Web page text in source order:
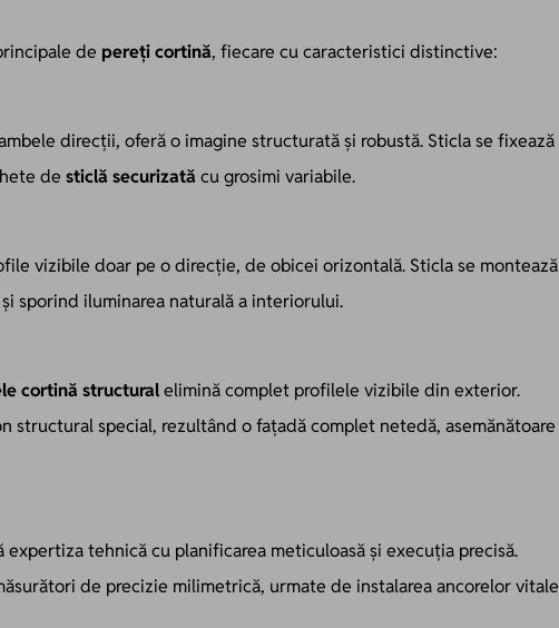
de pereți cortină, fiecare cu caracteristici distinctive:
direcții, oferă o imagine structurată și robustă. Sticla se fixează
de sticlă securizată cu grosimi variabile.
vizibile doar pe o direcție, de obicei orizontală. Sticla se montează
sporind iluminarea naturală a interiorului.
cortină structuralelimină complet profilele vizibile din exterior.
structural special, rezultând o fațadă complet netedă, asemănătoare
expertiza tehnică cu planificarea meticuloasă și execuția precisă.
de precizie milimetrică, urmate de instalarea ancorelor vitale